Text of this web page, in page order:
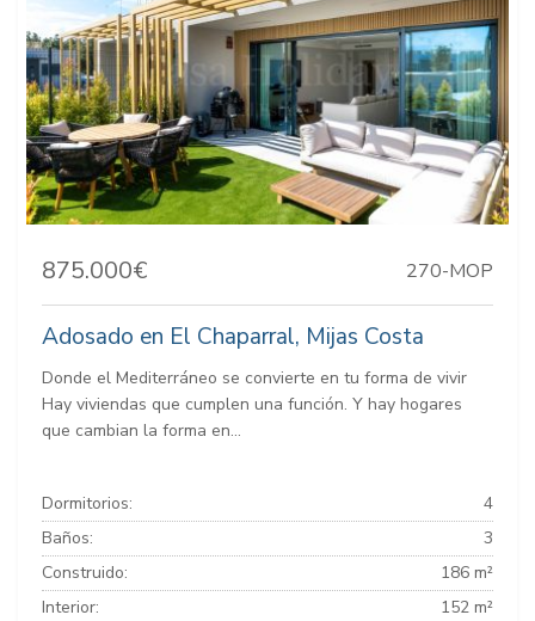
875.000€ 270-MOP
Adosado en El Chaparral, Mijas Costa
Donde el Mediterráneo se convierte en tu forma de vivir
Hay viviendas que cumplen una función. Y hay hogares
que cambian la forma en...
Dormitorios:
4
Baños:
3
Construido:
186 m²
Interior:
152 m²